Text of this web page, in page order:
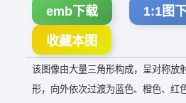
emb下载 1:1图
收藏本图
该图像由大量三角形构成，呈对称放
形，向外依次过渡为蓝色、橙色、红